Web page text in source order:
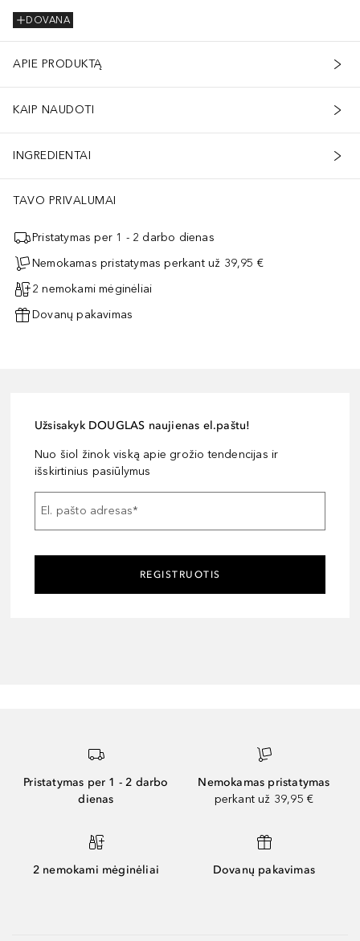
DOVANA
APIE PRODUKTĄ
KAIP NAUDOTI
INGREDIENTAI
TAVO PRIVALUMAI
Pristatymas per 1 - 2 darbo dienas
Nemokamas pristatymas perkant už 39,95 €
2 nemokami mėginėliai
Dovanų pakavimas
Užsisakyk DOUGLAS naujienas el.paštu!
Nuo šiol žinok viską apie grožio tendencijas ir
išskirtinius pasiūlymus
El. pašto adresas*
REGISTRUOTIS
Pristatymas per 1 - 2 darbo
dienas
Nemokamas pristatymas
perkant už 39,95 €
2 nemokami mėginėliai Dovanų pakavimas